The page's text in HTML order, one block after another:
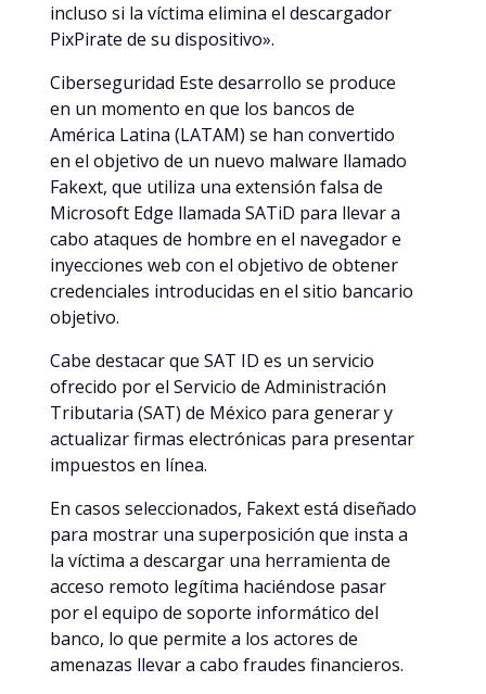
incluso si la víctima elimina el descargador
PixPirate de su dispositivo».
Ciberseguridad Este desarrollo se produce
en un momento en que los bancos de
América Latina (LATAM) se han convertido
en el objetivo de un nuevo malware llamado
Fakext, que utiliza una extensión falsa de
Microsoft Edge llamada SATiD para llevar a
cabo ataques de hombre en el navegador e
inyecciones web con el objetivo de obtener
credenciales introducidas en el sitio bancario
objetivo.
Cabe destacar que SAT ID es un servicio
ofrecido por el Servicio de Administración
Tributaria (SAT) de México para generar y
actualizar firmas electrónicas para presentar
impuestos en línea.
En casos seleccionados, Fakext está diseñado
para mostrar una superposición que insta a
la víctima a descargar una herramienta de
acceso remoto legítima haciéndose pasar
por el equipo de soporte informático del
banco, lo que permite a los actores de
amenazas llevar a cabo fraudes financieros.